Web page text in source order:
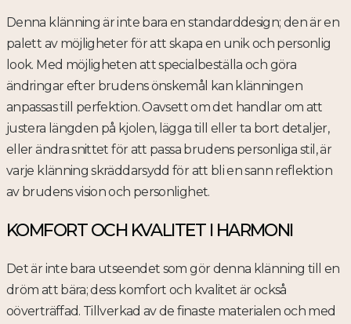
Denna klänning är inte bara en standarddesign; den är en
palett av möjligheter för att skapa en unik och personlig
look. Med möjligheten att specialbeställa och göra
ändringar efter brudens önskemål kan klänningen
anpassas till perfektion. Oavsett om det handlar om att
justera längden på kjolen, lägga till eller ta bort detaljer,
eller ändra snittet för att passa brudens personliga stil, är
varje klänning skräddarsydd för att bli en sann reflektion
av brudens vision och personlighet.
KOMFORT OCH KVALITET I HARMONI
Det är inte bara utseendet som gör denna klänning till en
dröm att bära; dess komfort och kvalitet är också
oöverträffad. Tillverkad av de finaste materialen och med